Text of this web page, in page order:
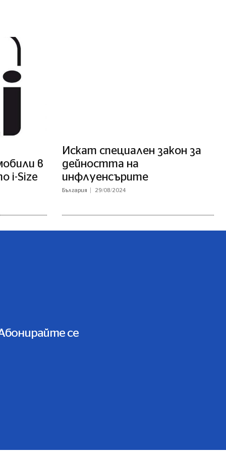
в
i-Size
Искат специален закон за
дейността на
инфлуенсърите
България 29/08/2024
се